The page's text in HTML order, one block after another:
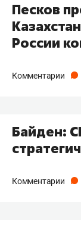
Песков
России
Комментарии
Байден:
Комментарии